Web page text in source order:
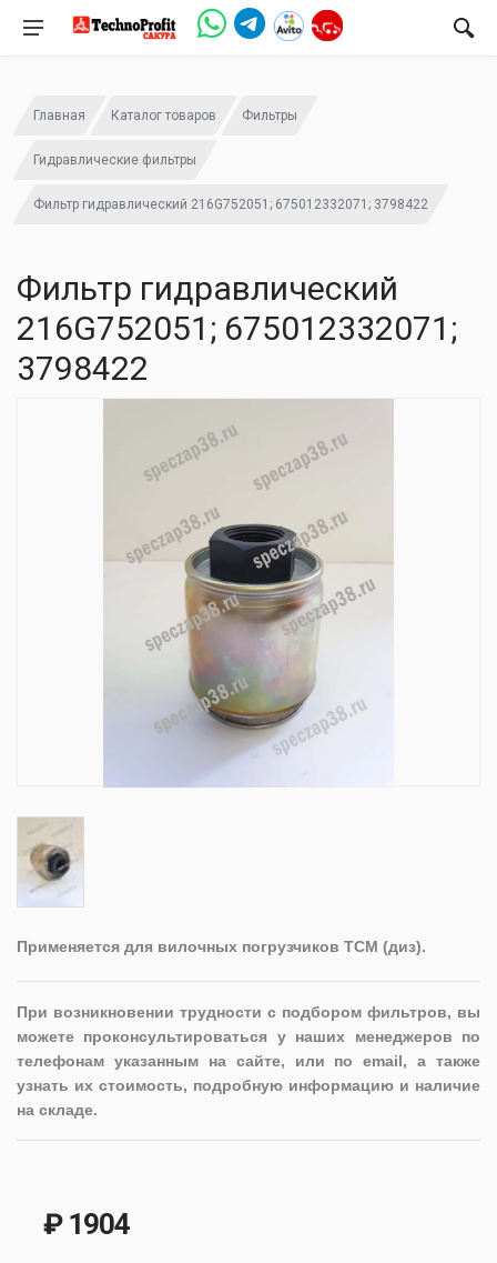
Главная Каталог товаров Фильтры
Гидравлические фильтры
Фильтр гидравлический 216G752051; 675012332071; 3798422
Фильтр гидравлический
216G752051; 675012332071;
3798422
Применяется для вилочных погрузчиков TCM (диз).
При возникновении трудности с подбором фильтров, вы
можете проконсультироваться у наших менеджеров по
телефонам указанным на сайте, или по email, а также
узнать их стоимость, подробную информацию и наличие
на складе.
₽ 1904